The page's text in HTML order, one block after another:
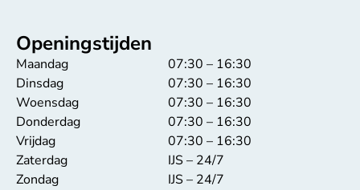
Openingstijden
Maandag
Dinsdag
Woensdag
Donderdag
Vrijdag
Zaterdag
Zondag
07:30 – 16:30
07:30 – 16:30
07:30 – 16:30
07:30 – 16:30
07:30 – 16:30
IJS – 24/7
IJS – 24/7